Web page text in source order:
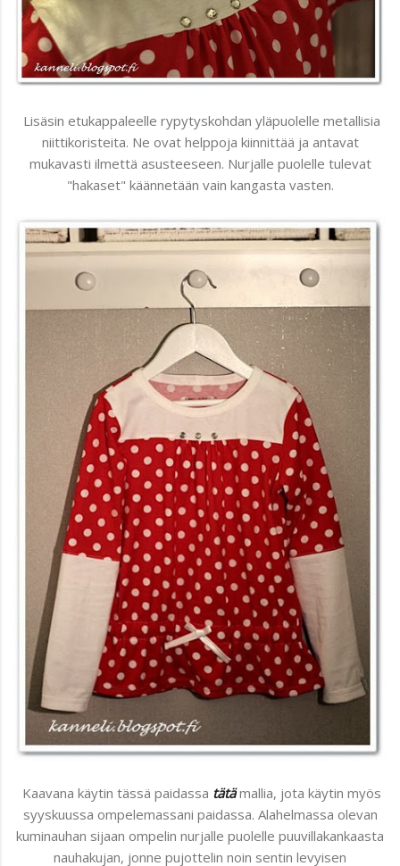
Lisäsin etukappaleelle rypytyskohdan yläpuolelle metallisia
niittikoristeita. Ne ovat helppoja kiinnittää ja antavat
mukavasti ilmettä asusteeseen. Nurjalle puolelle tulevat
"hakaset" käännetään vain kangasta vasten.
Kaavana käytin tässä paidassa tätämallia, jota käytin myös
syyskuussa ompelemassani paidassa. Alahelmassa olevan
kuminauhan sijaan ompelin nurjalle puolelle puuvillakankaasta
nauhakujan, jonne pujottelin noin sentin levyisen